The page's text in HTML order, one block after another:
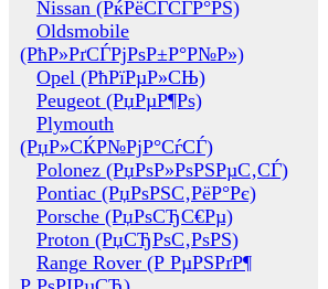
Nissan (РќРёСЃСЃР°РЅ)
Oldsmobile
(РћР»РґСЃРјРѕР±Р°Р№Р»)
Opel (РћРїРµР»СЊ)
Peugeot (РџРµР¶Рѕ)
Plymouth
(РџР»СЌР№РјР°СѓСЃ)
Polonez (РџРѕР»РѕРЅРµС‚СЃ)
Pontiac (РџРѕРЅС‚РёР°Рє)
Porsche (РџРѕСЂС€Рµ)
Proton (РџСЂРѕС‚РѕРЅ)
Range Rover (Р РµРЅРґР¶